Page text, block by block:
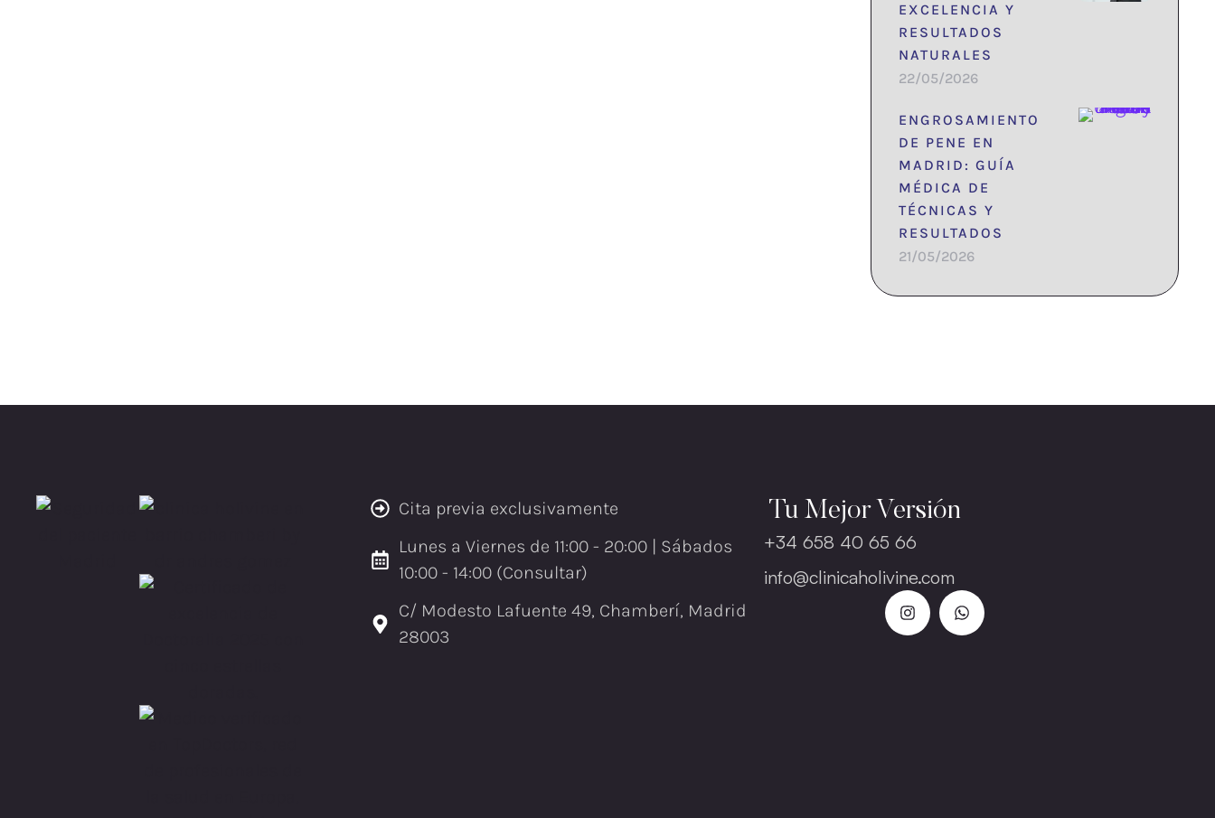
EXCELENCIA Y
RESULTADOS
NATURALES
22/05/2026
ENGROSAMIENTO
DE PENE EN
MADRID: GUÍA
MÉDICA DE
TÉCNICAS Y
RESULTADOS
21/05/2026
Cita previa exclusivamente
Lunes a Viernes de 11:00 - 20:00 | Sábados
10:00 - 14:00 (Consultar)
C/ Modesto Lafuente 49, Chamberí, Madrid
28003
Tu Mejor Versión
+34 658 40 65 66
info@clinicaholivine.com